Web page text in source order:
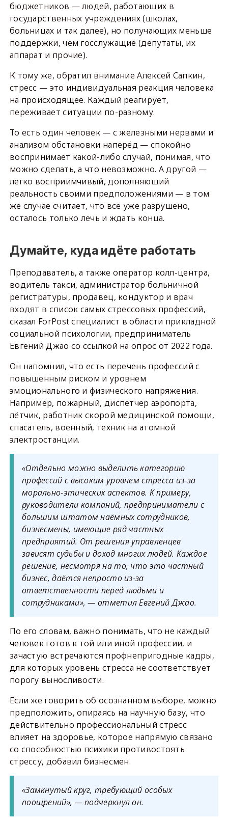
бюджетников — людей, работающих в
государственных учреждениях (школах,
больницах и так далее), но получающих меньше
поддержки, чем госслужащие (депутаты, их
аппарат и прочие).
К тому же, обратил внимание Алексей Сапкин,
стресс — это индивидуальная реакция человека
на происходящее. Каждый реагирует,
переживает ситуации по-разному.
То есть один человек — с железными нервами и
анализом обстановки наперёд — спокойно
воспринимает какой-либо случай, понимая, что
можно сделать, а что невозможно. А другой —
легко восприимчивый, дополняющий
реальность своими предположениями — в том
же случае считает, что всё уже разрушено,
осталось только лечь и ждать конца.
Думайте, куда идёте работать
Преподаватель, а также оператор колл-центра,
водитель такси, администратор больничной
регистратуры, продавец, кондуктор и врач
входят в список самых стрессовых профессий,
сказал ForPost специалист в области прикладной
социальной психологии, предприниматель
Евгений Джао со ссылкой на опрос от 2022 года.
Он напомнил, что есть перечень профессий с
повышенным риском и уровнем
эмоционального и физического напряжения.
Например, пожарный, диспетчер аэропорта,
лётчик, работник скорой медицинской помощи,
спасатель, военный, техник на атомной
электростанции.
«Отдельно можно выделить категорию
профессий с высоким уровнем стресса из-за
морально-этических аспектов. К примеру,
руководители компаний, предприниматели с
большим штатом наёмных сотрудников,
бизнесмены, имеющие ряд частных
предприятий. От решения управленцев
зависят судьбы и доход многих людей. Каждое
решение, несмотря на то, что это частный
бизнес, даётся непросто из-за
ответственности перед людьми и
сотрудниками», — отметил Евгений Джао.
По его словам, важно понимать, что не каждый
человек готов к той или иной профессии, и
зачастую встречаются профнепригодные кадры,
для которых уровень стресса не соответствует
порогу выносливости.
Если же говорить об осознанном выборе, можно
предположить, опираясь на научную базу, что
действительно профессиональный стресс
влияет на здоровье, которое напрямую связано
со способностью психики противостоять
стрессу, добавил бизнесмен.
«Замкнутый круг, требующий особых
поощрений», — подчеркнул он.